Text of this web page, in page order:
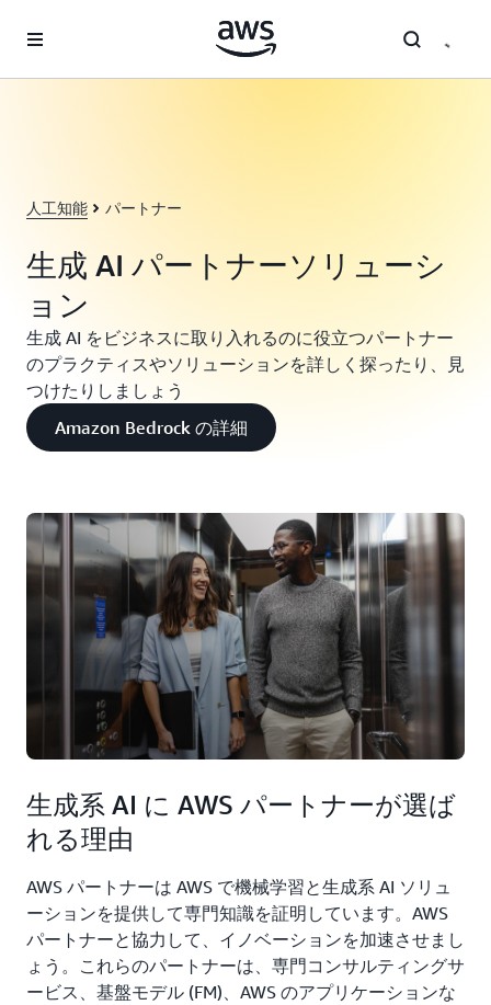
人工知能 パートナー
生成 AI パートナーソリューシ
ョン
生成 AI をビジネスに取り入れるのに役立つパートナー
のプラクティスやソリューションを詳しく探ったり、見
つけたりしましょう
Amazon Bedrock の詳細
生成系 AI に AWS パートナーが選ば
れる理由
AWS パートナーは AWS で機械学習と生成系 AI ソリュ
ーションを提供して専門知識を証明しています。AWS
パートナーと協力して、イノベーションを加速させまし
ょう。これらのパートナーは、専門コンサルティングサ
ービス、基盤モデル (FM)、AWS のアプリケーションな